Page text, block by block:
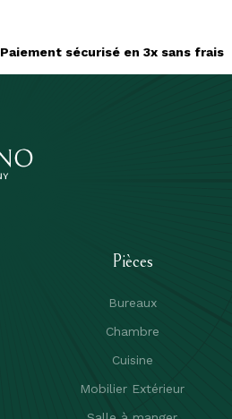
Paiement sécurisé en 3x sans frais
Pièces
Bureaux
Chambre
Cuisine
Mobilier Extérieur